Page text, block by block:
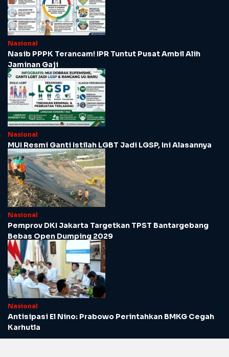
Nasional
Nasib PPPK Terancam! IPR Tuntut Pusat Ambil Alih
Jaminan Gaji
Nasional
MUI Resmi Ganti Istilah LGBT Jadi LGSP, Ini Alasannya
Nasional
Pemprov DKI Jakarta Targetkan TPST Bantargebang
Bebas Open Dumping 2029
Nasional
Antisipasi El Nino: Prabowo Perintahkan BMKG Cegah
Karhutla